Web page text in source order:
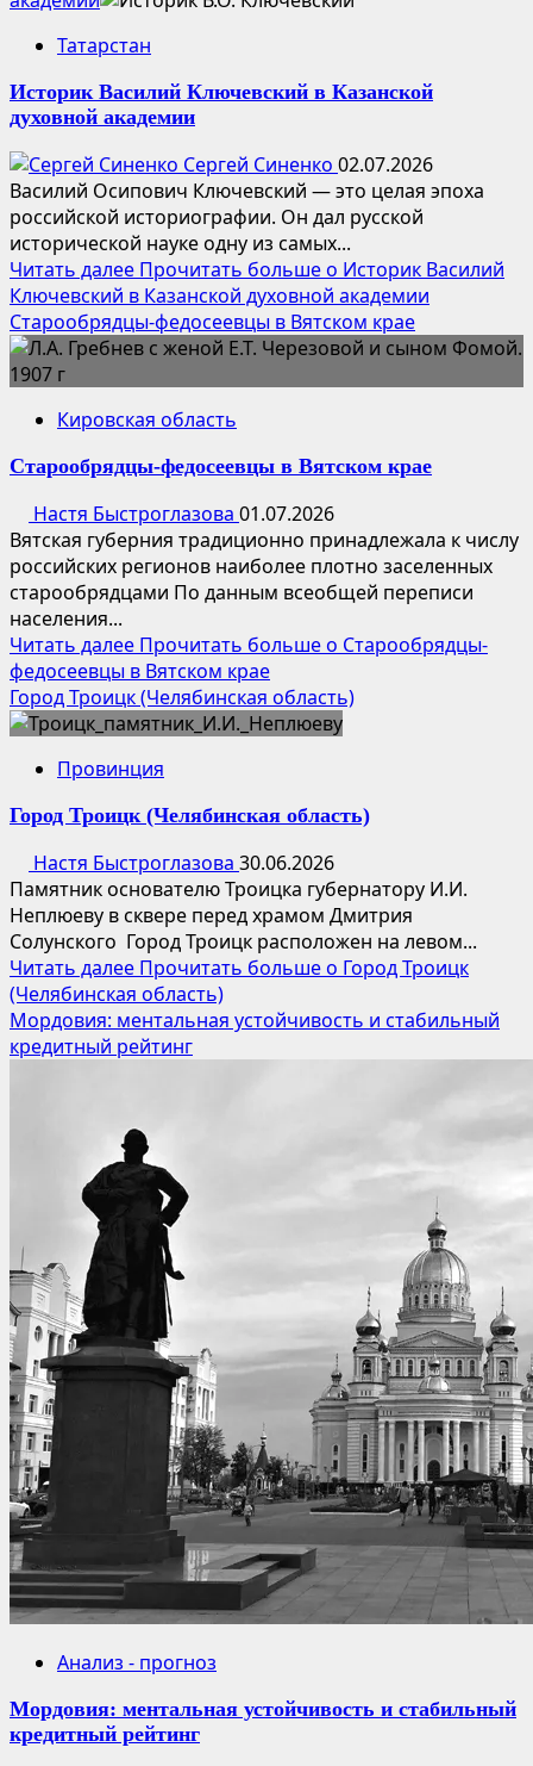
Татарстан
Историк Василий Ключевский в Казанской
духовной академии
Сергей Синенко 02.07.2026
Василий Осипович Ключевский — это целая эпоха
российской историографии. Он дал русской
исторической науке одну из самых...
Читать далее Прочитать больше о Историк Василий
Ключевский в Казанской духовной академии
Старообрядцы-федосеевцы в Вятском крае
Кировская область
Старообрядцы-федосеевцы в Вятском крае
Настя Быстроглазова 01.07.2026
Вятская губерния традиционно принадлежала к числу
российских регионов наиболее плотно заселенных
старообрядцами По данным всеобщей переписи
населения...
Читать далее Прочитать больше о Старообрядцы-
федосеевцы в Вятском крае
Город Троицк (Челябинская область)
Провинция
Город Троицк (Челябинская область)
Настя Быстроглазова 30.06.2026
Памятник основателю Троицка губернатору И.И.
Неплюеву в сквере перед храмом Дмитрия
Солунского Город Троицк расположен на левом...
Читать далее Прочитать больше о Город Троицк
(Челябинская область)
Мордовия: ментальная устойчивость и стабильный
кредитный рейтинг
Анализ - прогноз
Мордовия: ментальная устойчивость и стабильный
кредитный рейтинг